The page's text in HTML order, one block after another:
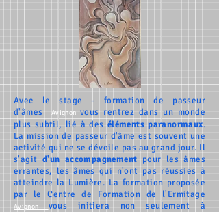
Avec le stage - formation de passeur
d'âmes
Avignon vous rentrez dans un monde
plus subtil, lié à des élémentsparanormaux.
La mission de passeur d'âme est souvent une
activité qui ne se dévoile pas au grand jour. Il
s'agit d'un accompagnement pour lesâmes
errantes, les âmes qui n'ont pas réussies à
atteindre la Lumière. La formation proposée
par le Centre de Formation de l'Ermitage
Avignon vous initiera non seulement à